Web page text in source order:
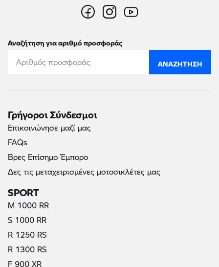
Αναζήτηση για αριθμό προσφοράς
ΑΝΑΖΉΤΗΣΗ
Γρήγοροι Σύνδεσμοι
Επικοινώνησε μαζί μας
FAQs
Βρες Επίσημο Έμπορο
Δες τις μεταχειρισμένες μοτοσικλέτες μας
SPORT
M 1000 RR
S 1000 RR
R 1250 RS
R 1300 RS
F 900 XR